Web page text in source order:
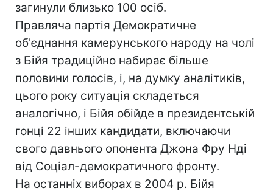
загинули близько 100 осіб.
Правляча партія Демократичне
об'єднання камерунського народу на чолі
з Бійя традиційно набирає більше
половини голосів, і, на думку аналітиків,
цього року ситуація складеться
аналогічно, і Бійя обійде в президентській
гонці 22 інших кандидати, включаючи
свого давнього опонента Джона Фру Нді
від Соціал-демократичного фронту.
На останніх виборах в 2004 р. Бійя